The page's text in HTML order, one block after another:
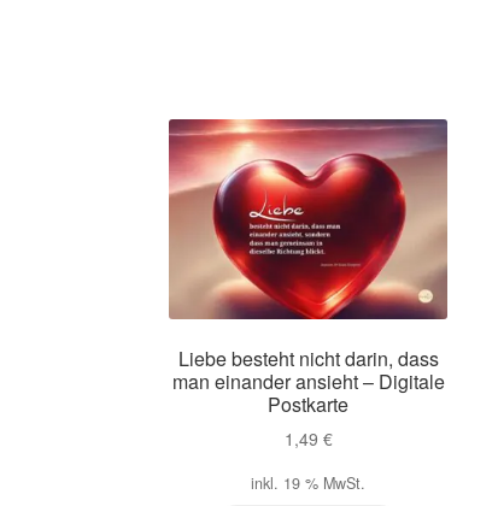
Liebe besteht nicht darin, dass
man einander ansieht – Digitale
Postkarte
1,49 €
inkl. 19 % MwSt.